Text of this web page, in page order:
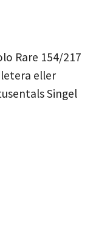
Rare 154/217
eller
Singel